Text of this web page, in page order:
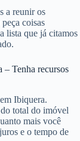
a reunir os
coisas
lista que já citamos
Tenha recursos
Ibiquera.
total do imóvel
mais você
e o tempo de